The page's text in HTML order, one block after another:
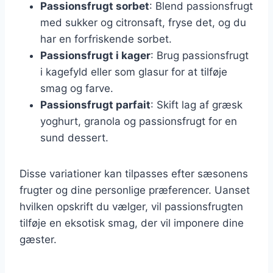
Passionsfrugt sorbet: Blend passionsfrugt
med sukker og citronsaft, fryse det, og du
har en forfriskende sorbet.
Passionsfrugt i kager: Brug passionsfrugt
i kagefyld eller som glasur for at tilføje
smag og farve.
Passionsfrugt parfait: Skift lag af græsk
yoghurt, granola og passionsfrugt for en
sund dessert.
Disse variationer kan tilpasses efter sæsonens
frugter og dine personlige præferencer. Uanset
hvilken opskrift du vælger, vil passionsfrugten
tilføje en eksotisk smag, der vil imponere dine
gæster.